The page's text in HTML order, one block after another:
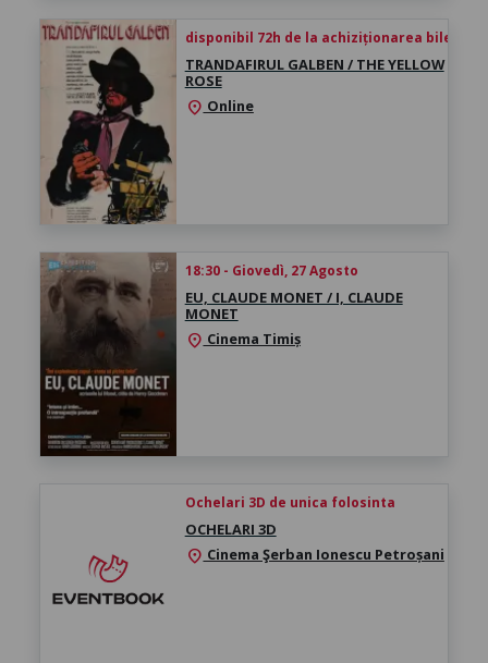
disponibil 72h de la achiziționarea biletului
TRANDAFIRUL GALBEN / THE YELLOW
ROSE
location_on Online
18:30 - Giovedì, 27 Agosto
EU, CLAUDE MONET / I, CLAUDE
MONET
location_on Cinema Timiș
Ochelari 3D de unica folosinta
OCHELARI 3D
location_on Cinema Şerban Ionescu Petroșani